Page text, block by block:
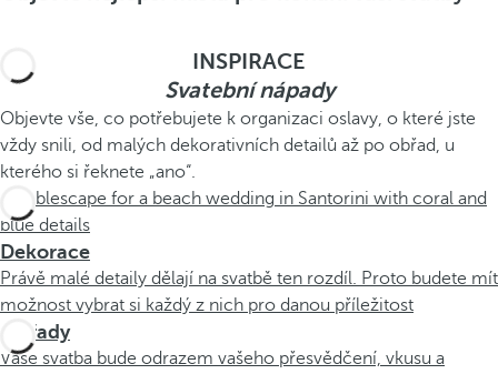
INSPIRACE
Svatebnínápady
Objevte vše, co potřebujete k organizaci oslavy, o které jste
vždy snili, od malých dekorativních detailů až po obřad, u
kterého si řeknete „ano“.
Dekorace
Právě malé detaily dělají na svatbě ten rozdíl. Proto budete mít
možnost vybrat si každý z nich pro danou příležitost
Obřady
Vaše svatba bude odrazem vašeho přesvědčení, vkusu a